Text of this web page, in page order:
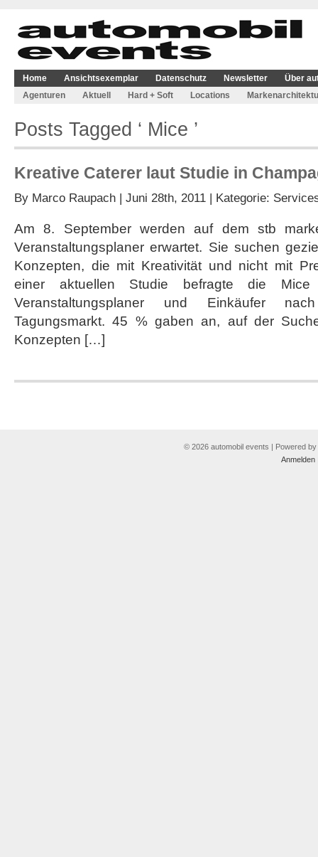
Home Ansichtsexemplar Datenschutz Newsletter
Über
Agenturen
Aktuell Hard + Soft Locations
Posts Tagged ‘ Mice ’
Kreative Caterer laut Studie in
By Marco Raupach | Juni 28th, 2011 | Kategorie:
Am 8. September werden auf dem stb
Veranstaltungsplaner erwartet. Sie suchen
Konzepten, die mit Kreativität und nicht mit
einer aktuellen Studie befragte die
Veranstaltungsplaner und Einkäufer
Tagungsmarkt. 45 % gaben an, auf der
Konzepten […]
© 2026 automobil events | Powered by
Anmelden|